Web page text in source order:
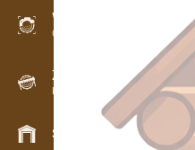
WoodProfi
Objem dřeva s AI
Záznamník
Evidence dřeva v terénu
Skladové hospodářství